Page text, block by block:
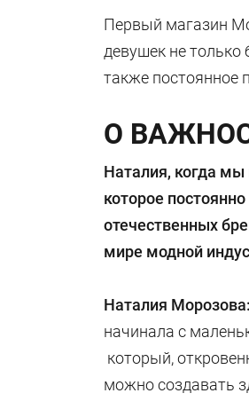
Первый магазин
девушек не
также постоянное
О
Наталия, когда мы
которое
отечественных
мире модной
Наталия Морозова:
начинала с
который,
можно создавать